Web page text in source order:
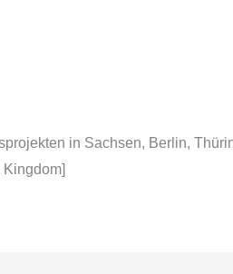
in Sachsen, Berlin,